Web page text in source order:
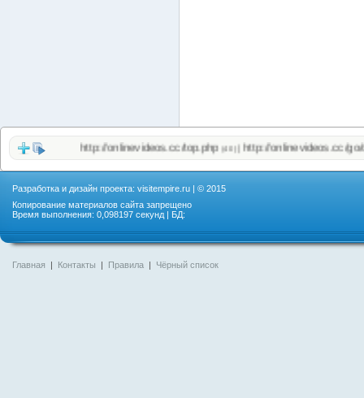
http://onlinevideos.cc/top.php(40)|http://onlinevideos.cc/go/
Разработка и дизайн проекта: visitempire.ru | © 2015
Копирование материалов сайта запрещено
Время выполнения: 0,098197 секунд | БД:
Главная | Контакты | Правила | Чёрный список